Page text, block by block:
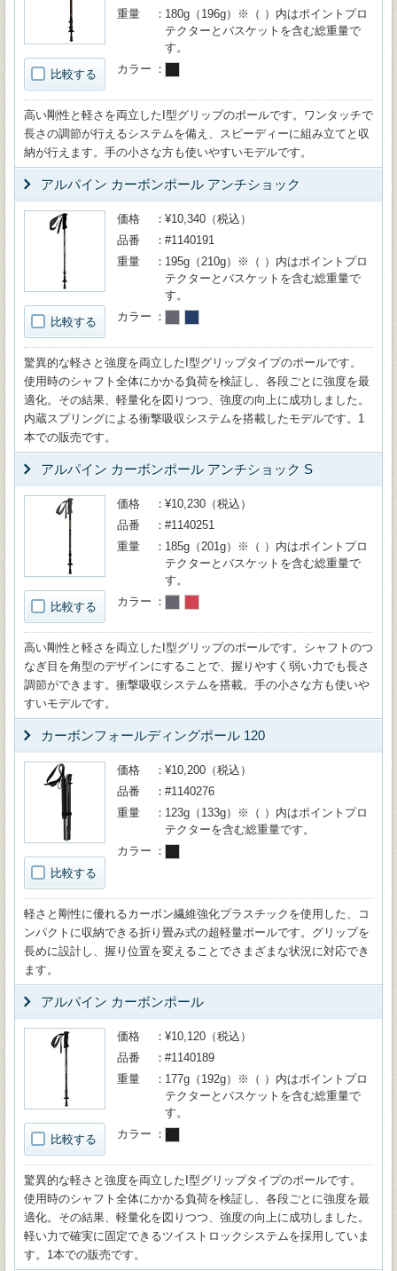
比較する
重量
180g（196g）※（ ）内はポイントプロ
テクターとバスケットを含む総重量で
す。
カラー
高い剛性と軽さを両立したI型グリップのポールです。ワンタッチで
長さの調節が行えるシステムを備え、スピーディーに組み立てと収
納が行えます。手の小さな方も使いやすいモデルです。
アルパイン カーボンポール アンチショック
比較する
価格
¥10,340（税込）
品番
#1140191
重量
195g（210g）※（ ）内はポイントプロ
テクターとバスケットを含む総重量で
す。
カラー
驚異的な軽さと強度を両立したI型グリップタイプのポールです。
使用時のシャフト全体にかかる負荷を検証し、各段ごとに強度を最
適化。その結果、軽量化を図りつつ、強度の向上に成功しました。
内蔵スプリングによる衝撃吸収システムを搭載したモデルです。1
本での販売です。
アルパイン カーボンポール アンチショック S
比較する
価格
¥10,230（税込）
品番
#1140251
重量
185g（201g）※（ ）内はポイントプロ
テクターとバスケットを含む総重量で
す。
カラー
高い剛性と軽さを両立したI型グリップのポールです。シャフトのつ
なぎ目を角型のデザインにすることで、握りやすく弱い力でも長さ
調節ができます。衝撃吸収システムを搭載。手の小さな方も使いや
すいモデルです。
カーボンフォールディングポール 120
比較する
価格
¥10,200（税込）
品番
#1140276
重量
123g（133g）※（ ）内はポイントプロ
テクターを含む総重量です。
カラー
軽さと剛性に優れるカーボン繊維強化プラスチックを使用した、コ
ンパクトに収納できる折り畳み式の超軽量ポールです。グリップを
長めに設計し、握り位置を変えることでさまざまな状況に対応でき
ます。
アルパイン カーボンポール
比較する
価格
¥10,120（税込）
品番
#1140189
重量
177g（192g）※（ ）内はポイントプロ
テクターとバスケットを含む総重量で
す。
カラー
驚異的な軽さと強度を両立したI型グリップタイプのポールです。
使用時のシャフト全体にかかる負荷を検証し、各段ごとに強度を最
適化。その結果、軽量化を図りつつ、強度の向上に成功しました。
軽い力で確実に固定できるツイストロックシステムを採用していま
す。1本での販売です。